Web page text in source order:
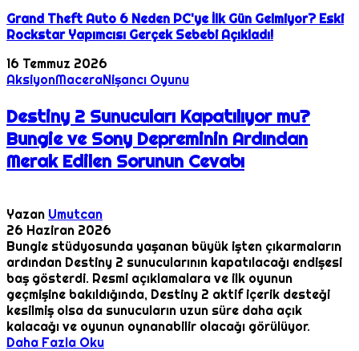
Grand Theft Auto 6 Neden PC'ye İlk Gün Gelmiyor? Eski
Rockstar Yapımcısı Gerçek Sebebi Açıkladı!
16 Temmuz 2026
AksiyonMaceraNişancı Oyunu
Destiny 2 Sunucuları Kapatılıyor mu?
Bungie ve Sony Depreminin Ardından
Merak Edilen Sorunun Cevabı
Yazan Umutcan
26 Haziran 2026
Bungie stüdyosunda yaşanan büyük işten çıkarmaların
ardından Destiny 2 sunucularının kapatılacağı endişesi
baş gösterdi. Resmi açıklamalara ve ilk oyunun
geçmişine bakıldığında, Destiny 2 aktif içerik desteği
kesilmiş olsa da sunucuların uzun süre daha açık
kalacağı ve oyunun oynanabilir olacağı görülüyor.
Daha Fazla Oku